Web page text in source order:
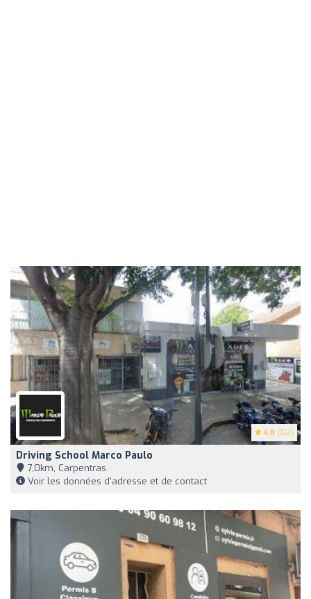
4.8 (122)
Driving School Marco Paulo
7,0km, Carpentras
Voir les données d'adresse et de contact